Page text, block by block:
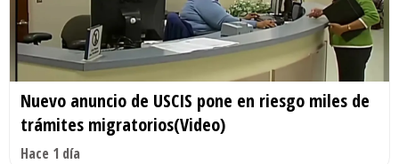
Nuevo anuncio de USCIS pone en riesgo miles de
trámites migratorios(Video)
Hace 1 día